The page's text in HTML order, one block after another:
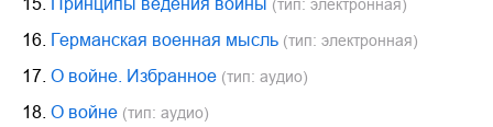
(тип: электронная)
16. Германская военная мысль (тип: электронная)
17. О войне. Избранное (тип: аудио)
18. О войне (тип: аудио)